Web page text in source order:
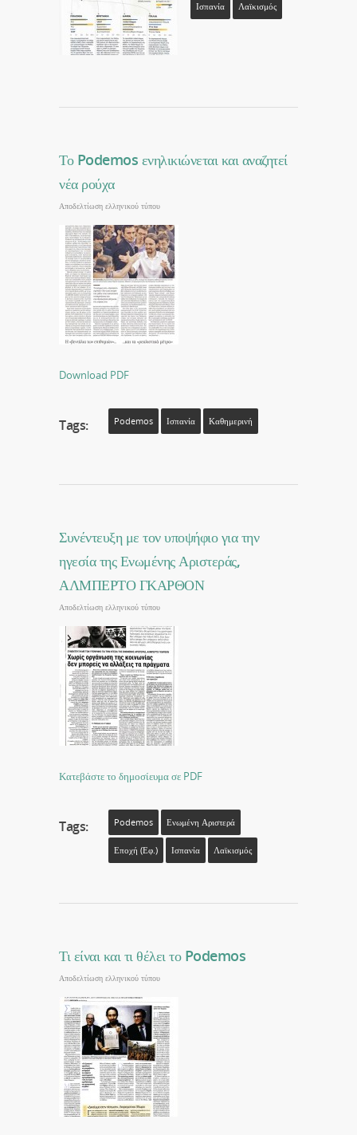
Ισπανία Λαϊκισμός
Το Podemos ενηλικιώνεται και αναζητεί
νέα ρούχα
Αποδελτίωση ελληνικού τύπου
Download PDF
Tags: Podemos Ισπανία Καθημερινή
Συνέντευξη με τον υποψήφιο για την
ηγεσία της Ενωμένης Αριστεράς,
ΑΛΜΠΕΡΤΟ ΓΚΑΡΘΟΝ
Αποδελτίωση ελληνικού τύπου
Κατεβάστε το δημοσίευμα σε PDF
Tags: Podemos Ενωμένη Αριστερά
Εποχή (εφ.) Ισπανία Λαϊκισμός
Τι είναι και τι θέλει το Podemos
Αποδελτίωση ελληνικού τύπου